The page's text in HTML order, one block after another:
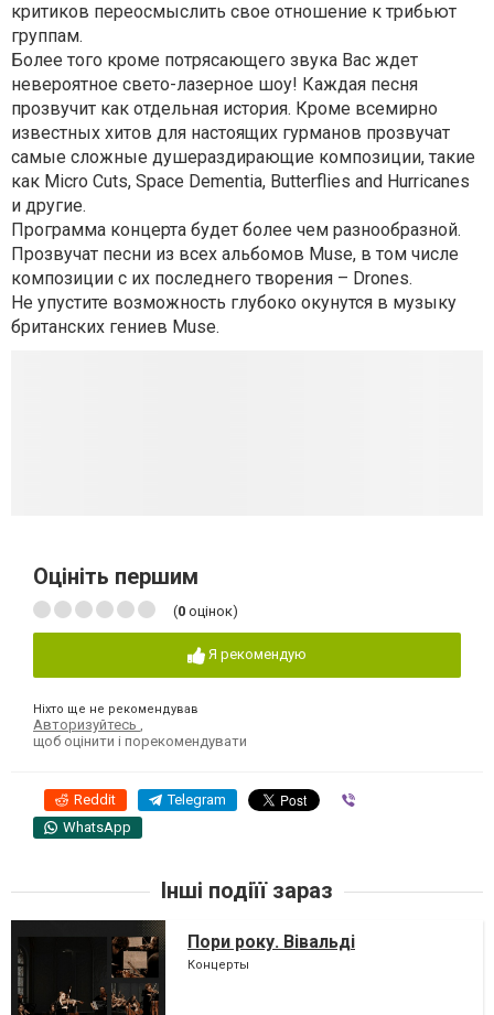
критиков переосмыслить свое отношение к трибьют
группам.
Более того кроме потрясающего звука Вас ждет
невероятное свето-лазерное шоу! Каждая песня
прозвучит как отдельная история. Кроме всемирно
известных хитов для настоящих гурманов прозвучат
самые сложные душераздирающие композиции, такие
как Micro Cuts, Space Dementia, Butterflies and Hurricanes
и другие.
Программа концерта будет более чем разнообразной.
Прозвучат песни из всех альбомов Muse, в том числе
композиции с их последнего творения – Drones.
Не упустите возможность глубоко окунутся в музыку
британских гениев Muse.
Оцініть першим
(0 оцінок)
Я рекомендую
Ніхто ще не рекомендував
Авторизуйтесь
щоб оцінити і порекомендувати
Reddit Telegram
WhatsApp
Інші подіїї зараз
Пори року. Вівальді
Концерты